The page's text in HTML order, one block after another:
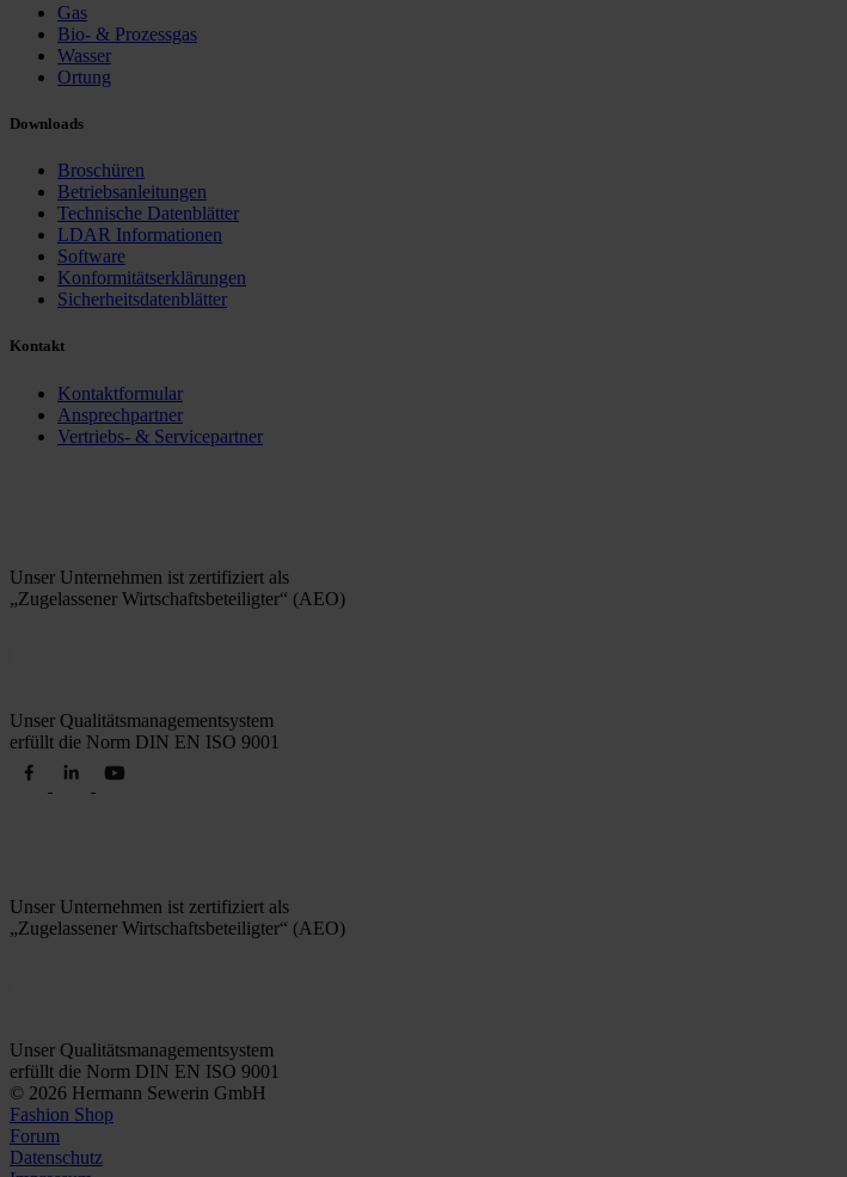
Gas
Bio- & Prozessgas
Wasser
Ortung
Downloads
Broschüren
Betriebsanleitungen
Technische Datenblätter
LDAR Informationen
Software
Konformitätserklärungen
Sicherheitsdatenblätter
Kontakt
Kontaktformular
Ansprechpartner
Vertriebs- & Servicepartner
Unser Unternehmen ist zertifiziert als
„Zugelassener Wirtschaftsbeteiligter“ (AEO)
Unser Qualitätsmanagementsystem
erfüllt die Norm DIN EN ISO 9001
Unser Unternehmen ist zertifiziert als
„Zugelassener Wirtschaftsbeteiligter“ (AEO)
Unser Qualitätsmanagementsystem
erfüllt die Norm DIN EN ISO 9001
© 2026 Hermann Sewerin GmbH
Fashion Shop
Forum
Datenschutz